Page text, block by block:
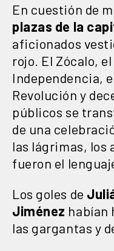
En cuestión de
plazas de la
aficionados
rojo. El Zócalo,
Independencia,
Revolución y
públicos se
de una
las lágrimas, los
fueron el
Los goles de
Jiménez habían
las gargantas y